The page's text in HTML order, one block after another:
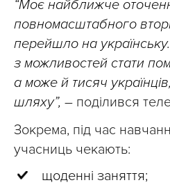
“Моє найближче
повномасштабного
перейшло на
з можливостей стати
а може й тисяч
шляху”, – поділився
Зокрема, під час
учасниць чекають:
щоденні заняття;